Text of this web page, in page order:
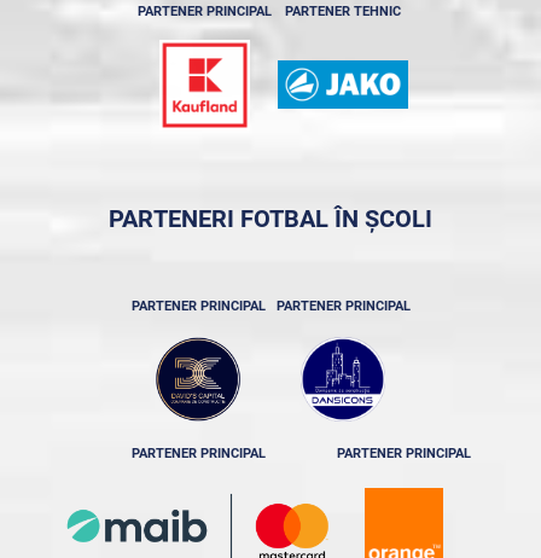
PARTENER PRINCIPAL PARTENER TEHNIC
PARTENERI FOTBAL ÎN ȘCOLI
PARTENER PRINCIPAL PARTENER PRINCIPAL
PARTENER PRINCIPAL PARTENER PRINCIPAL